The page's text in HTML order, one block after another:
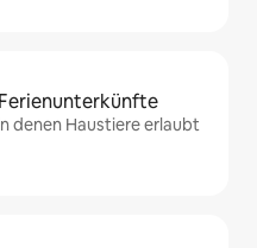
denen Haustiere erlaubt